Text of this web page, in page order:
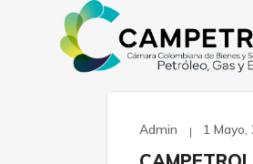
Admin 1 Mayo,